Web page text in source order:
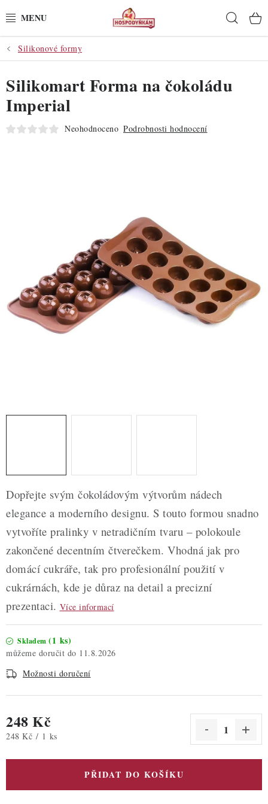
na
POTŘEBY
POMŮCKY
SUROVINY
ZDRAVÉ PEČENÍ
DÁRKOVÉ POUKAZY
TÉMATICKÉ PRODUKTY
Hodnocení obchodu
Blog
Moje objednávka
Podmínky ochrany osobních údajů
Silikonové formy
Dopřejte svým čokoládovým výtvorům nádech
elegance a moderního designu. S touto formou snadno
vytvoříte pralinky v netradičním tvaru – polokoule
zakončené decentním čtverečkem. Vhodná jak pro
domácí cukráře, tak pro profesionální použití v
cukrárnách, kde je důraz na detail a precizní
prezentaci. Více informací
Skladem (1 ks)
11.8.2026
Možnosti doručení
248 Kč
Měrná cena:
248 Kč / 1 ks
PŘIDAT DO KOŠÍKU
Silikomart Forma na čokoládu
Imperial
Neohodnoceno Podrobnosti hodnocení